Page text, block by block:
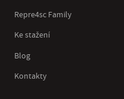
Repre4sc Family
Ke stažení
Blog
Kontakty